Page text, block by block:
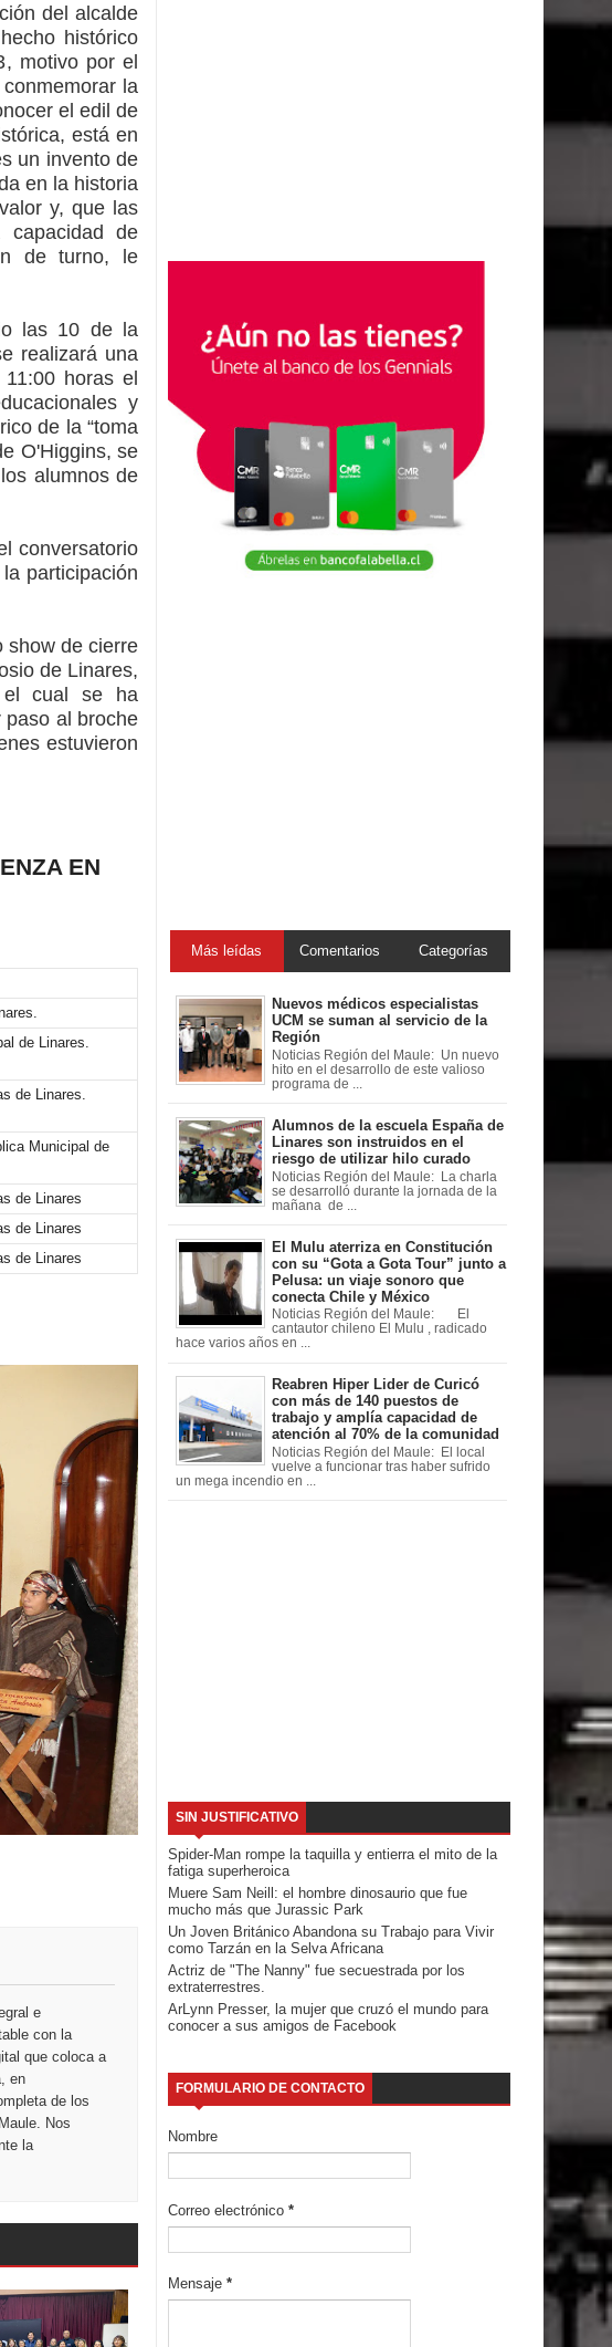
del alcalde
histórico
motivo por el
la
el edil de
está en
un invento de
en la historia
y, que las
capacidad de
de turno, le
las 10 de la
realizará una
horas el
y
de la “toma
O'Higgins, se
alumnos de
conversatorio
participación
show de cierre
de Linares,
el cual se ha
paso al broche
estuvieron
EN
de Linares.
de Linares.
Municipal de
de Linares
de Linares
de Linares
e
con la
que coloca a
en
de los
Nos
la
Más leídas Comentarios Categorías
Nuevos médicos especialistas
UCM se suman al servicio de la
Región
Noticias Región del Maule: Un nuevo
hito en el desarrollo de este valioso
programa de ...
Alumnos de la escuela España de
Linares son instruidos en el
riesgo de utilizar hilo curado
Noticias Región del Maule: La charla
se desarrolló durante la jornada de la
mañana de ...
El Mulu aterriza en Constitución
con su “Gota a Gota Tour” junto a
Pelusa: un viaje sonoro que
conecta Chile y México
Noticias Región del Maule: El
cantautor chileno El Mulu , radicado
hace varios años en ...
Reabren Hiper Lider de Curicó
con más de 140 puestos de
trabajo y amplía capacidad de
atención al 70% de la comunidad
Noticias Región del Maule: El local
vuelve a funcionar tras haber sufrido
un mega incendio en ...
SIN JUSTIFICATIVO
Spider-Man rompe la taquilla y entierra el mito de la
fatiga superheroica
Muere Sam Neill: el hombre dinosaurio que fue
mucho más que Jurassic Park
Un Joven Británico Abandona su Trabajo para Vivir
como Tarzán en la Selva Africana
Actriz de "The Nanny" fue secuestrada por los
extraterrestres.
ArLynn Presser, la mujer que cruzó el mundo para
conocer a sus amigos de Facebook
FORMULARIO DE CONTACTO
Nombre
Correo electrónico *
Mensaje *